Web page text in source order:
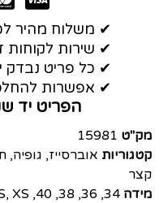
✔ משלוח מהיר
✔ שירות לקוחות
✔ כל פריט נבדק
✔ אפשרות
הפריט יד
מק"ט 15981
קטגוריות אוברסייז, גופיה,
קצר
מידה 34
,
36
,
38
,
40
,
, XS